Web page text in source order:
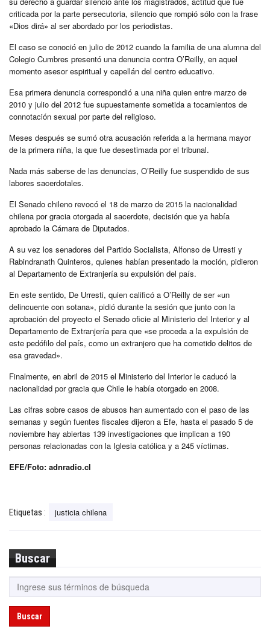
criticada por la parte persecutoria, silencio que rompió sólo con la frase
«Dios dirá» al ser abordado por los periodistas.
El caso se conoció en julio de 2012 cuando la familia de una alumna del
Colegio Cumbres presentó una denuncia contra O’Reilly, en aquel
momento asesor espiritual y capellán del centro educativo.
Esa primera denuncia correspondió a una niña quien entre marzo de
2010 y julio del 2012 fue supuestamente sometida a tocamientos de
connotación sexual por parte del religioso.
Meses después se sumó otra acusación referida a la hermana mayor
de la primera niña, la que fue desestimada por el tribunal.
Nada más saberse de las denuncias, O’Reilly fue suspendido de sus
labores sacerdotales.
El Senado chileno revocó el 18 de marzo de 2015 la nacionalidad
chilena por gracia otorgada al sacerdote, decisión que ya había
aprobado la Cámara de Diputados.
A su vez los senadores del Partido Socialista, Alfonso de Urresti y
Rabindranath Quinteros, quienes habían presentado la moción, pidieron
al Departamento de Extranjería su expulsión del país.
En este sentido, De Urresti, quien calificó a O’Reilly de ser «un
delincuente con sotana», pidió durante la sesión que junto con la
aprobación del proyecto el Senado oficie al Ministerio del Interior y al
Departamento de Extranjería para que «se proceda a la expulsión de
este pedófilo del país, como un extranjero que ha cometido delitos de
esa gravedad».
Finalmente, en abril de 2015 el Ministerio del Interior le caducó la
nacionalidad por gracia que Chile le había otorgado en 2008.
Las cifras sobre casos de abusos han aumentado con el paso de las
semanas y según fuentes fiscales dijeron a Efe, hasta el pasado 5 de
noviembre hay abiertas 139 investigaciones que implican a 190
personas relacionadas con la Iglesia católica y a 245 víctimas.
EFE/Foto: adnradio.cl
Etiquetas : justicia chilena
Buscar
Buscar